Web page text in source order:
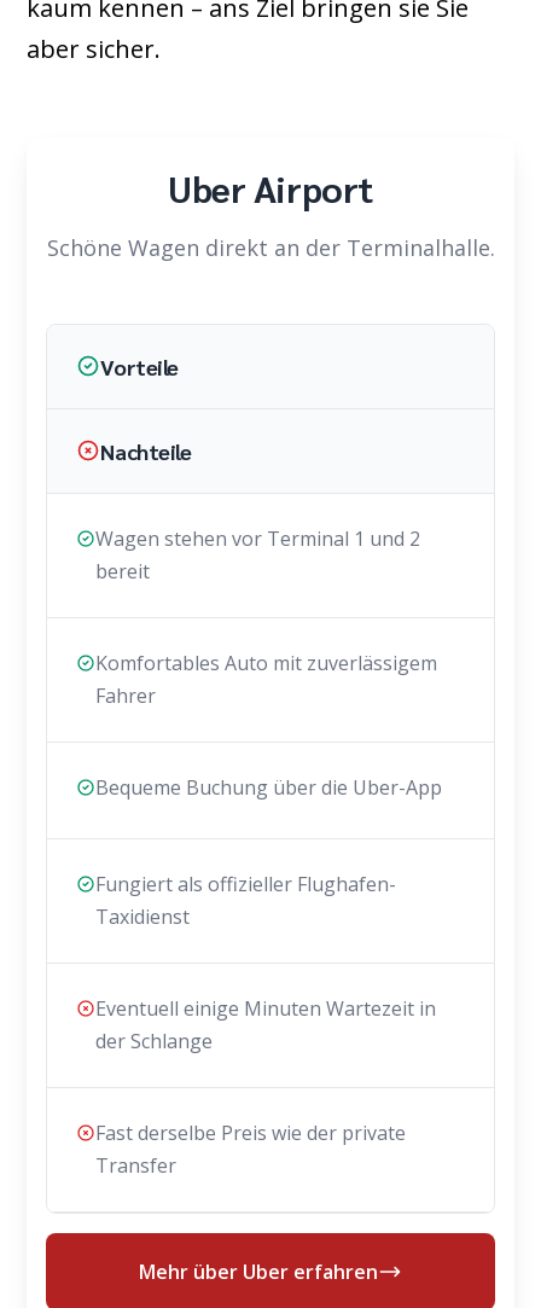
kaum kennen – ans Ziel bringen sie Sie
aber sicher.
Uber Airport
Schöne Wagen direkt an der Terminalhalle.
Vorteile
Nachteile
Wagen stehen vor Terminal 1 und 2
bereit
Eventuell einige Minuten Wartezeit in
der Schlange
Komfortables Auto mit zuverlässigem
Fahrer
Fast derselbe Preis wie der private
Transfer
Bequeme Buchung über die Uber-App
Fungiert als offizieller Flughafen-
Taxidienst
Mehr über Uber erfahren